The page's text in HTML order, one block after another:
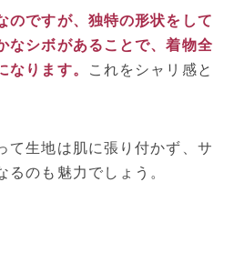
のですが、独特の形状をして
なシボがあることで、着物全
ります。
これをシャリ感と
て生地は肌に張り付かず、サ
のも魅力でしょう。